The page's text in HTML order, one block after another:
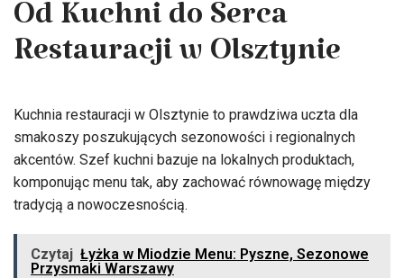
Od Kuchni do Serca
Restauracji w Olsztynie
Kuchnia restauracji w Olsztynie to prawdziwa uczta dla
smakoszy poszukujących sezonowości i regionalnych
akcentów. Szef kuchni bazuje na lokalnych produktach,
komponując menu tak, aby zachować równowagę między
tradycją a nowoczesnością.
Czytaj Łyżka w Miodzie Menu: Pyszne, Sezonowe
Przysmaki Warszawy